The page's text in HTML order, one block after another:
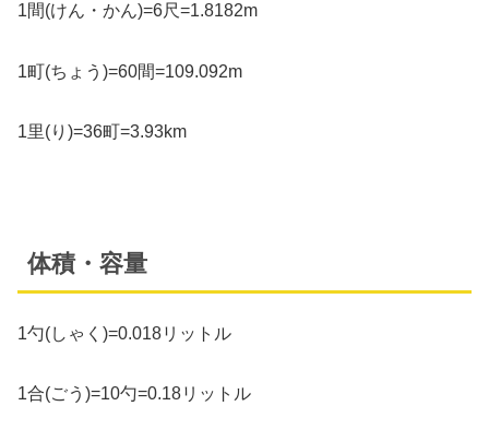
1間(けん・かん)=6尺=1.8182m
1町(ちょう)=60間=109.092m
1里(り)=36町=3.93km
体積・容量
1勺(しゃく)=0.018リットル
1合(ごう)=10勺=0.18リットル